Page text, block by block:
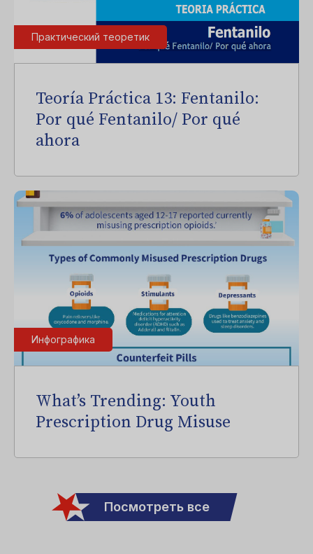
Практический теоретик
Teoría Práctica 13: Fentanilo:
Por qué Fentanilo/ Por qué
ahora
Инфографика
What’s Trending: Youth
Prescription Drug Misuse
Посмотреть все